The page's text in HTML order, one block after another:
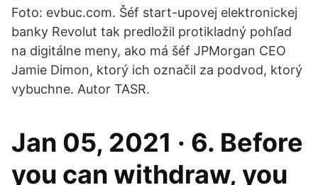
Foto: evbuc.com. Šéf start-upovej elektronickej
banky Revolut tak predložil protikladný pohľad
na digitálne meny, ako má šéf JPMorgan CEO
Jamie Dimon, ktorý ich označil za podvod, ktorý
vybuchne. Autor TASR.
Jan 05, 2021 · 6. Before
you can withdraw, you